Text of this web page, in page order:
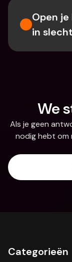
Open
in
We
Als je geen
nodig hebt om
Categorieën